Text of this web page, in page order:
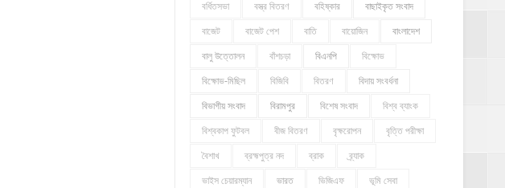
বর্ধিতসভা বস্ত্র বিতরণ বহিষ্কার বাছাইকৃত সংবাদ
বাজেট বাজেট পেশ বাতি বায়োজিন বাংলাদেশ
বালু উত্তোলন বাঁশচড়া বিএনপি বিক্ষোভ
বিক্ষোভ-মিছিল বিজিবি বিতরণ বিদায় সংবর্ধনা
বিভাগীয় সংবাদ বিরামপুর বিশেষ সংবাদ বিশ্ব ব্যাংক
বিশ্বকাপ ফুটবল বীজ বিতরণ বৃক্ষরোপন বৃত্তি পরীক্ষা
বৈশাখ ব্রহ্মপুত্র নদ ব্রাক ব্র্যাক
ভাইস চেয়ারম্যান ভারত ভিজিএফ ভূমি সেবা